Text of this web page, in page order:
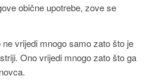
obične upotrebe, zove se
vrijedi mnogo samo zato što je
Ono vrijedi mnogo zato što ga